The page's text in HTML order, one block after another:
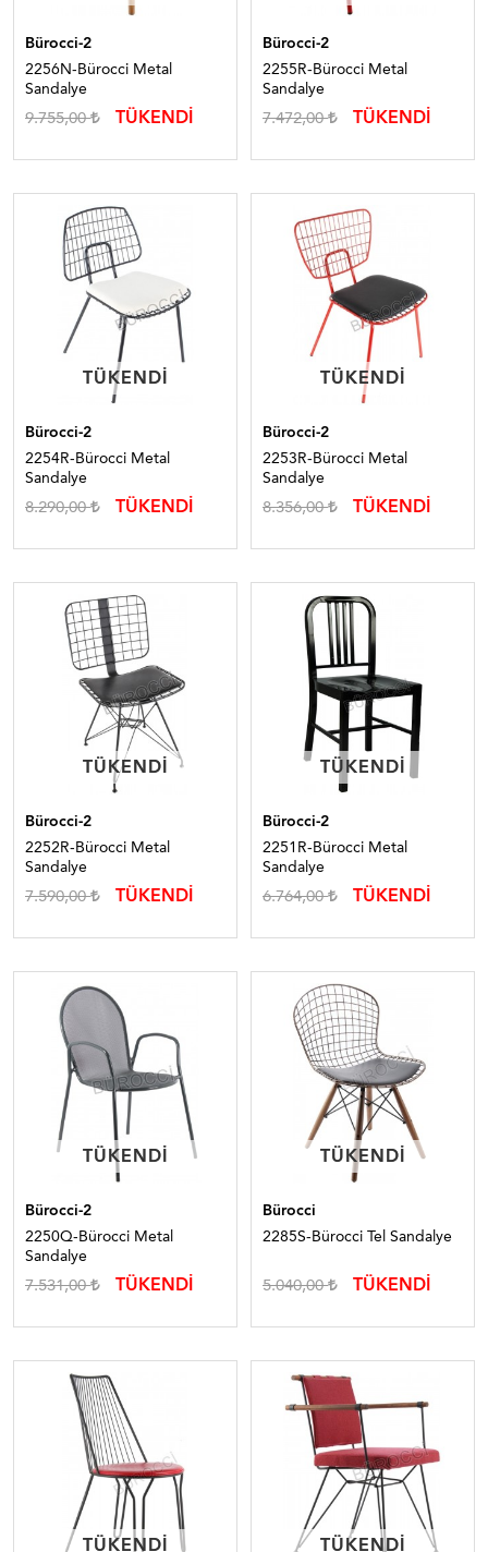
Bürocci-2
2256N-Bürocci Metal
Sandalye
9.755,00 TÜKENDİ
Bürocci-2
2255R-Bürocci Metal
Sandalye
7.472,00 TÜKENDİ
TÜKENDI
TÜKENDI
Bürocci-2
2254R-Bürocci Metal
Sandalye
8.290,00 TÜKENDİ
TÜKENDI
TÜKENDI
Bürocci-2
2253R-Bürocci Metal
Sandalye
8.356,00 TÜKENDİ
TÜKENDI
TÜKENDI
Bürocci-2
2252R-Bürocci Metal
Sandalye
7.590,00 TÜKENDİ
TÜKENDI
TÜKENDI
Bürocci-2
2251R-Bürocci Metal
Sandalye
6.764,00 TÜKENDİ
TÜKENDI
TÜKENDI
Bürocci-2
2250Q-Bürocci Metal
Sandalye
7.531,00 TÜKENDİ
TÜKENDI
TÜKENDI
Bürocci
2285S-Bürocci Tel Sandalye
5.040,00 TÜKENDİ
TÜKENDI
TÜKENDI TÜKENDI
TÜKENDI